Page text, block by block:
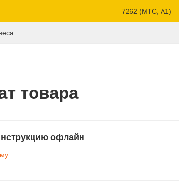
7262 (МТС, A1)
товара
офлайн